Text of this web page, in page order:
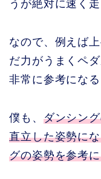
うが絶対に速く
なので、例えば
だ力がうまくペ
非常に参考になる
僕も、 ダンシン
直立した姿勢に
グの姿勢を参考